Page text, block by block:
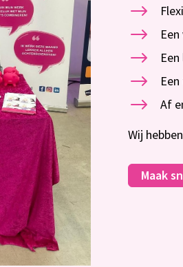
$
$
$
$
$
Af
Wij
Maak